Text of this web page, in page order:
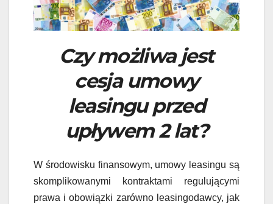
Czy możliwa jest
cesja umowy
leasingu przed
upływem 2 lat?
W środowisku finansowym, umowy leasingu są
skomplikowanymi kontraktami regulującymi
prawa i obowiązki zarówno leasingodawcy, jak